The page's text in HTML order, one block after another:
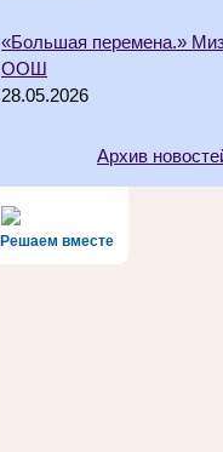
«Большая перемена.»
ООШ
28.05.2026
Архив
Решаем вместе